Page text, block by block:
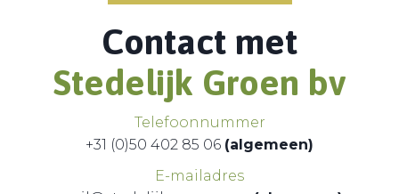
Contact met
Stedelijk Groen bv
Telefoonnummer
+31 (0)50 402 85 06 (algemeen)
E-mailadres